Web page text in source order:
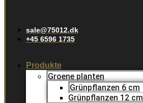
sale@75012.dk
+45 6596 1735
Produkte
Groene planten
Grünpflanzen 6 cm
Grünpflanzen 12 cm